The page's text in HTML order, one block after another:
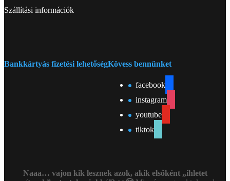
Szállítási információk
Bankkártyás fizetési lehetőségKövess bennünket
facebook
instagram
youtube
tiktok
Naaa… vajon kik lesznek azok, akik elsőként „ihletet